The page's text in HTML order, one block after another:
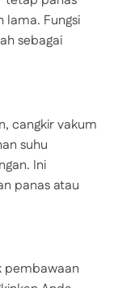
lama. Fungsi
sebagai
cangkir vakum
suhu
Ini
panas atau
pembawaan